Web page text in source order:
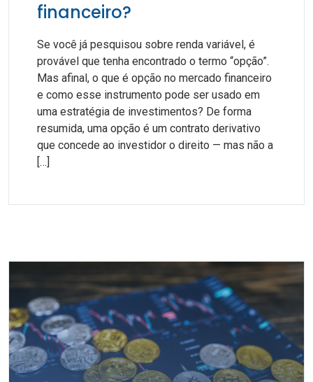
financeiro?
Se você já pesquisou sobre renda variável, é
provável que tenha encontrado o termo “opção”.
Mas afinal, o que é opção no mercado financeiro
e como esse instrumento pode ser usado em
uma estratégia de investimentos? De forma
resumida, uma opção é um contrato derivativo
que concede ao investidor o direito — mas não a
[…]